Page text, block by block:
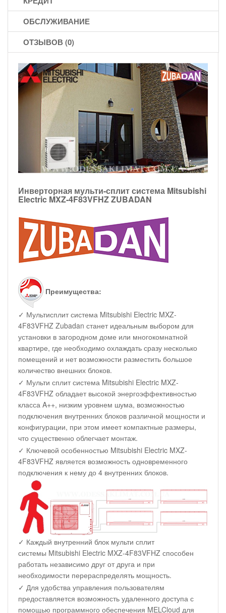
ОБСЛУЖИВАНИЕ
ОТЗЫВОВ (0)
Инверторная мульти-сплит система Mitsubishi
Electric MXZ-4F83VFHZ ZUBADAN
Преимущества:
✓ Мультисплит система Mitsubishi Electric MXZ-
4F83VFHZ Zubadan станет идеальным выбором для
установки в загородном доме или многокомнатной
квартире, где необходимо охлаждать сразу несколько
помещений и нет возможности разместить большое
количество внешних блоков.
✓ Мульти сплит система Mitsubishi Electric MXZ-
4F83VFHZ обладает высокой энергоэффективностью
класса A++, низким уровнем шума, возможностью
подключения внутренних блоков различной мощности и
конфигурации, при этом имеет компактные размеры,
что существенно облегчает монтаж.
✓ Ключевой особенностью Mitsubishi Electric MXZ-
4F83VFHZ является возможность одновременного
подключения к нему до 4 внутренних блоков.
✓ Каждый внутренний блок мульти сплит
системы Mitsubishi Electric MXZ-4F83VFHZ способен
работать независимо друг от друга и при
необходимости перераспределять мощность.
✓ Для удобства управления пользователям
предоставляется возможность удаленного доступа с
помощью программного обеспечения MELCloud для